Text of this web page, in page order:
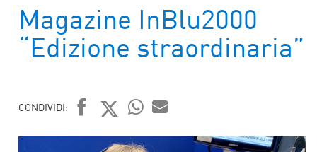
Magazine InBlu2000
“Edizione straordinaria”
CONDIVIDI:
FACEBOOK
TWITTER
WHATSAPP
MAIL